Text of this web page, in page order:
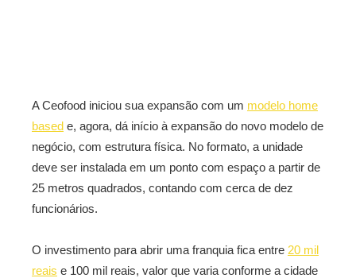
A Ceofood iniciou sua expansão com um modelo home
based e, agora, dá início à expansão do novo modelo de
negócio, com estrutura física. No formato, a unidade
deve ser instalada em um ponto com espaço a partir de
25 metros quadrados, contando com cerca de dez
funcionários.
O investimento para abrir uma franquia fica entre 20 mil
reais e 100 mil reais, valor que varia conforme a cidade